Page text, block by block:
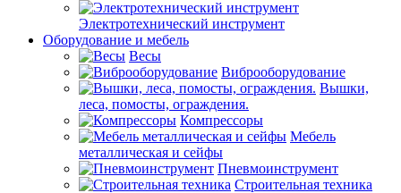
Электротехнический инструмент
Оборудование и мебель
Весы
Виброоборудование
Вышки,
леса, помосты, ограждения.
Компрессоры
Мебель
металлическая и сейфы
Пневмоинструмент
Строительная техника